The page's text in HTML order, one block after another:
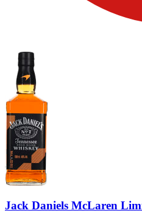
Jack Daniels McLaren